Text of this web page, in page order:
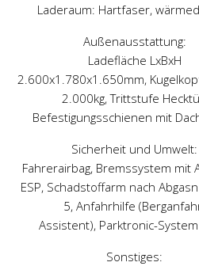
Laderaum: Hartfaser,
Außenausstattung:
Ladefläche LxBxH
2.600x1.780x1.650mm,
2.000kg, Trittstufe
Befestigungsschienen mit
Sicherheit und Umwelt:
Fahrerairbag, Bremssystem mit
ESP, Schadstoffarm nach
5, Anfahrhilfe
Assistent), Parktronic-System
Sonstiges: